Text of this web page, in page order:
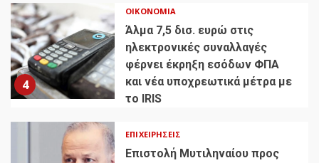
4
ΟΙΚΟΝΟΜΊΑ
Άλμα 7,5 δισ. ευρώ στις
ηλεκτρονικές συναλλαγές
φέρνει έκρηξη εσόδων ΦΠΑ
και νέα υποχρεωτικά μέτρα με
το IRIS
ΕΠΙΧΕΙΡΉΣΕΙΣ
Επιστολή Μυτιληναίου προς